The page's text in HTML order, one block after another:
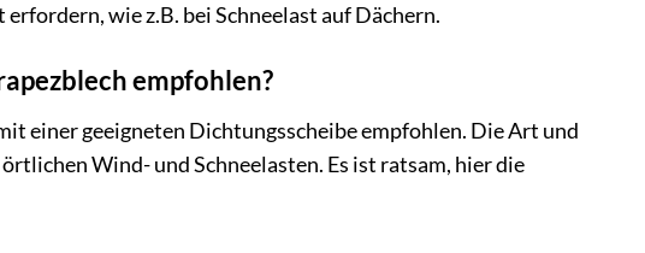
wie z.B. bei Schneelast auf Dächern.
empfohlen?
einer geeigneten Dichtungsscheibe empfohlen. Die Art und
Wind- und Schneelasten. Es ist ratsam, hier die